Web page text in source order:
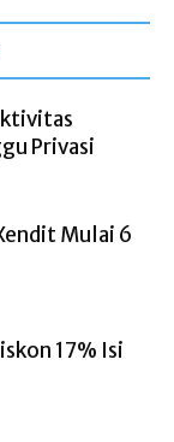
Privasi
Mulai 6
17% Isi